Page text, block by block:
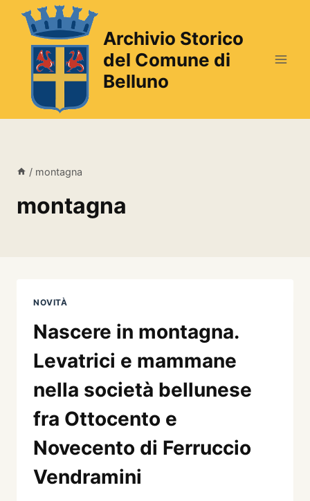
Salta
contenuto
Archivio Storico
del Comune di
Belluno
/ montagna
montagna
NOVITÀ
Nascere in montagna.
Levatrici e mammane
nella società bellunese
fra Ottocento e
Novecento di Ferruccio
Vendramini